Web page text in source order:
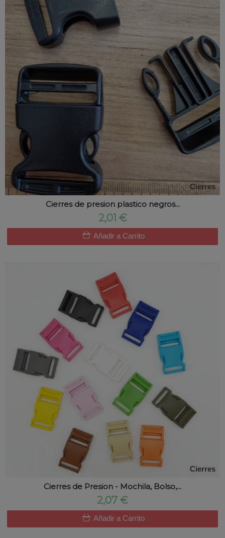
Cierres
Cierres de presion plastico negros...
2,01 €
Añadir a Carrito
Cierres
Cierres de Presion - Mochila, Bolso,...
2,07 €
Añadir a Carrito